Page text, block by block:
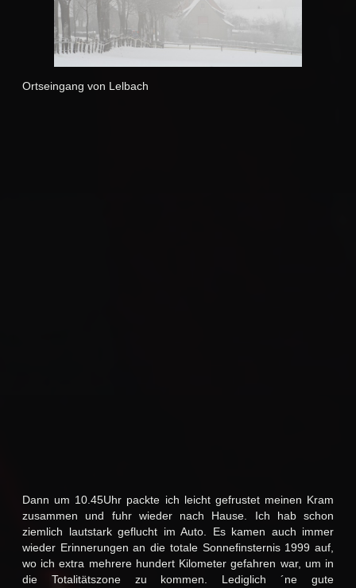
Ortseingang von Lelbach
Dann um 10.45Uhr packte ich leicht gefrustet meinen Kram
zusammen und fuhr wieder nach Hause. Ich hab schon
ziemlich lautstark geflucht im Auto. Es kamen auch immer
wieder Erinnerungen an die totale Sonnefinsternis 1999 auf,
wo ich extra mehrere hundert Kilometer gefahren war, um in
die Totalitätszone zu kommen. Lediglich ´ne gute